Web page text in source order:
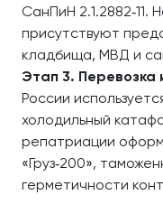
СанПиН 2.1.2882‑11.
присутствуют
кладбища, МВД и
Этап 3. Перевозка
России
холодильный
репатриации
«Груз‑200»,
герметичности